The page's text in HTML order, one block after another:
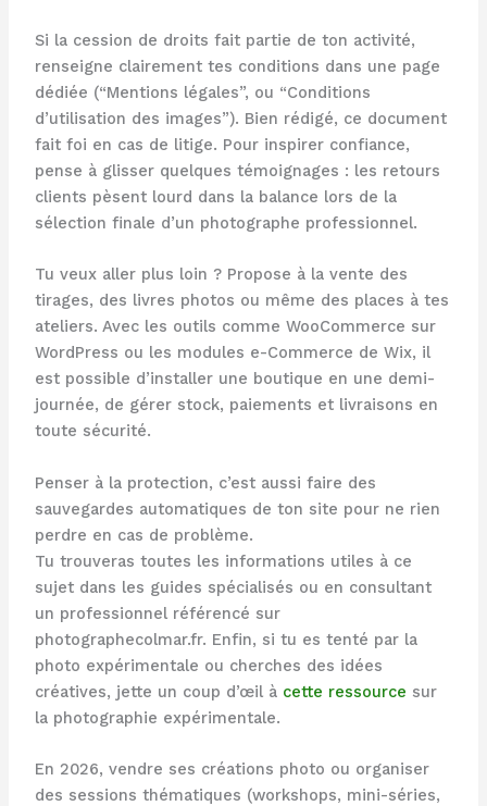
Si la cession de droits fait partie de ton activité,
renseigne clairement tes conditions dans une page
dédiée (“Mentions légales”, ou “Conditions
d’utilisation des images”). Bien rédigé, ce document
fait foi en cas de litige. Pour inspirer confiance,
pense à glisser quelques témoignages : les retours
clients pèsent lourd dans la balance lors de la
sélection finale d’un photographe professionnel.
Tu veux aller plus loin ? Propose à la vente des
tirages, des livres photos ou même des places à tes
ateliers. Avec les outils comme WooCommerce sur
WordPress ou les modules e-Commerce de Wix, il
est possible d’installer une boutique en une demi-
journée, de gérer stock, paiements et livraisons en
toute sécurité.
Penser à la protection, c’est aussi faire des
sauvegardes automatiques de ton site pour ne rien
perdre en cas de problème.
Tu trouveras toutes les informations utiles à ce
sujet dans les guides spécialisés ou en consultant
un professionnel référencé sur
photographecolmar.fr. Enfin, si tu es tenté par la
photo expérimentale ou cherches des idées
créatives, jette un coup d’œil à cette ressource sur
la photographie expérimentale.
En 2026, vendre ses créations photo ou organiser
des sessions thématiques (workshops, mini-séries,